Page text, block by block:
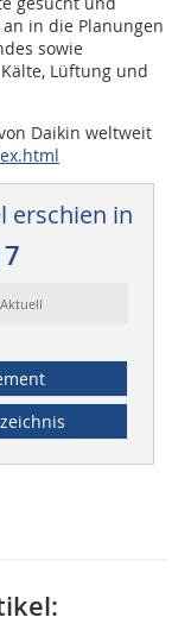
in die Planungen
sowie
Lüftung und
Daikin weltweit
erschien in